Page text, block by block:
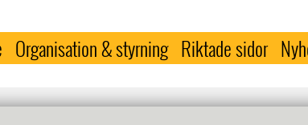
Organisation & styrning Riktade sidor